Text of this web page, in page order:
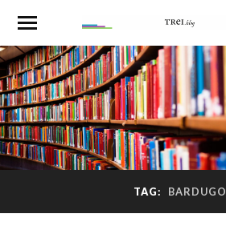
TAG: BARDUGO